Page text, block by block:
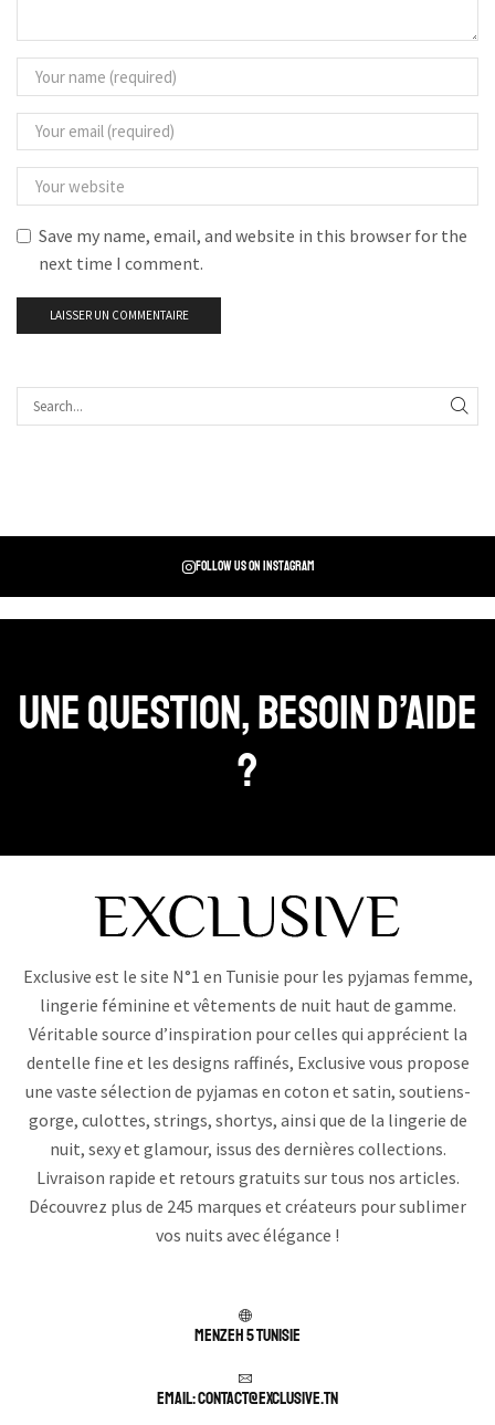
Save my name, email, and website in this browser for the
next time I comment.
Follow us on instagram
Une question, Besoin d’aide
?
Exclusive est le site N°1 en Tunisie pour les pyjamas femme,
lingerie féminine et vêtements de nuit haut de gamme.
Véritable source d’inspiration pour celles qui apprécient la
dentelle fine et les designs raffinés, Exclusive vous propose
une vaste sélection de pyjamas en coton et satin, soutiens-
gorge, culottes, strings, shortys, ainsi que de la lingerie de
nuit, sexy et glamour, issus des dernières collections.
Livraison rapide et retours gratuits sur tous nos articles.
Découvrez plus de 245 marques et créateurs pour sublimer
vos nuits avec élégance !
Menzeh 5 TUNISIE
Email: contact@exclusive.tn